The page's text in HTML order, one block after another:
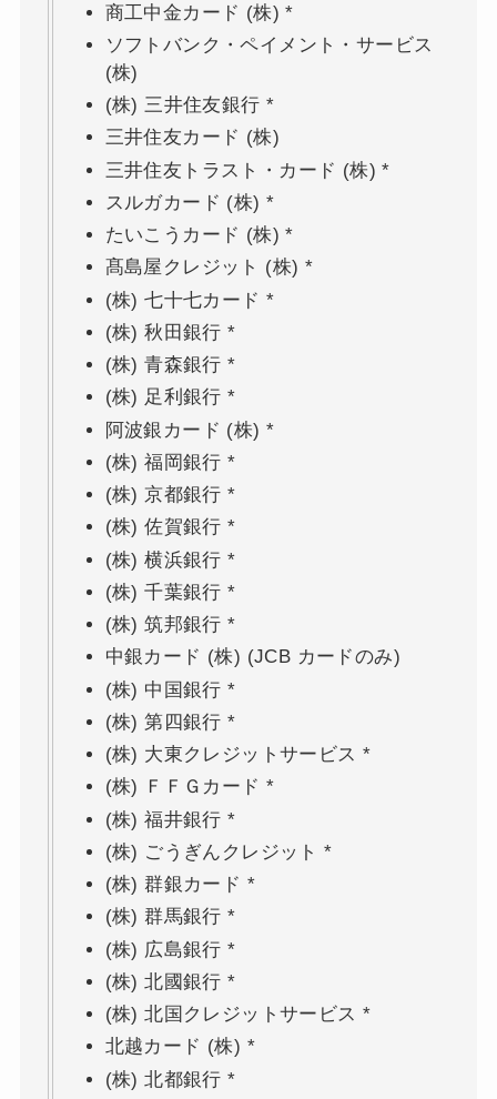
商工中金カード (株) *
ソフトバンク・ペイメント・サービス
(株)
(株) 三井住友銀行 *
三井住友カード (株)
三井住友トラスト・カード (株) *
スルガカード (株) *
たいこうカード (株) *
髙島屋クレジット (株) *
(株) 七十七カード *
(株) 秋田銀行 *
(株) 青森銀行 *
(株) 足利銀行 *
阿波銀カード (株) *
(株) 福岡銀行 *
(株) 京都銀行 *
(株) 佐賀銀行 *
(株) 横浜銀行 *
(株) 千葉銀行 *
(株) 筑邦銀行 *
中銀カード (株) (JCB カードのみ)
(株) 中国銀行 *
(株) 第四銀行 *
(株) 大東クレジットサービス *
(株) ＦＦＧカード *
(株) 福井銀行 *
(株) ごうぎんクレジット *
(株) 群銀カード *
(株) 群馬銀行 *
(株) 広島銀行 *
(株) 北國銀行 *
(株) 北国クレジットサービス *
北越カード (株) *
(株) 北都銀行 *